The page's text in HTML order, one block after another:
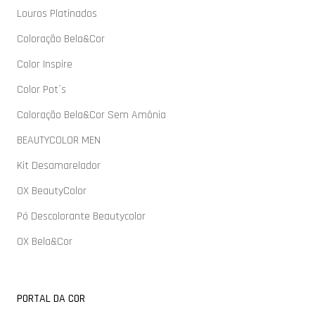
Louros Platinados
Coloração Bela&Cor
Color Inspire
Color Pot´s
Coloração Bela&Cor Sem Amônia
BEAUTYCOLOR MEN
Kit Desamarelador
OX BeautyColor
Pó Descolorante Beautycolor
OX Bela&Cor
PORTAL DA COR